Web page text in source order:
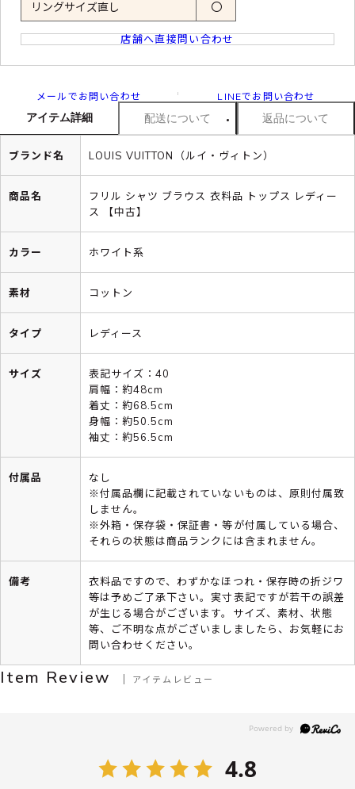
リングサイズ直し 〇
店舗へ直接問い合わせ
メールでお問い合わせ LINEでお問い合わせ
アイテム詳細 配送について 返品について
ブランド名 LOUIS VUITTON（ルイ・ヴィトン）
商品名
フリル シャツ ブラウス 衣料品 トップス レディー
ス 【中古】
カラー ホワイト系
素材 コットン
タイプ レディース
サイズ
表記サイズ：40
肩幅：約48cm
着丈：約68.5cm
身幅：約50.5cm
袖丈：約56.5cm
付属品
なし
※付属品欄に記載されていないものは、原則付属致
しません。
※外箱・保存袋・保証書・等が付属している場合、
それらの状態は商品ランクには含まれません。
備考
衣料品ですので、わずかなほつれ・保存時の折ジワ
等は予めご了承下さい。実寸表記ですが若干の誤差
が生じる場合がございます。サイズ、素材、状態
等、ご不明な点がございましましたら、お気軽にお
問い合わせください。
Item Review アイテムレビュー
4.8